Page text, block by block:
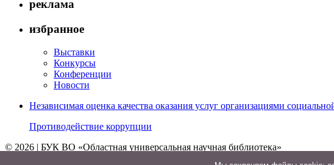
реклама
избранное
Выставки
Конкурсы
Конференции
Новости
Независимая оценка качества оказания услуг организациями
Противодействие коррупции
© 2026 | БУК ВО «Областная универсальная научная библиотека»